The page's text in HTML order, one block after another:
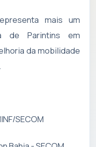
mais um
de Parintins em
da mobilidade
SECOM